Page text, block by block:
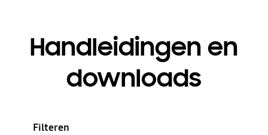
Handleidingen en
downloads
Filteren